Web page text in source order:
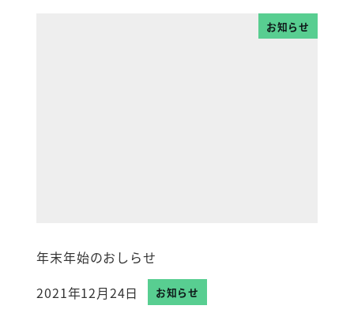
お知らせ
年末年始のおしらせ
投稿日
2021年12月24日 お知らせ